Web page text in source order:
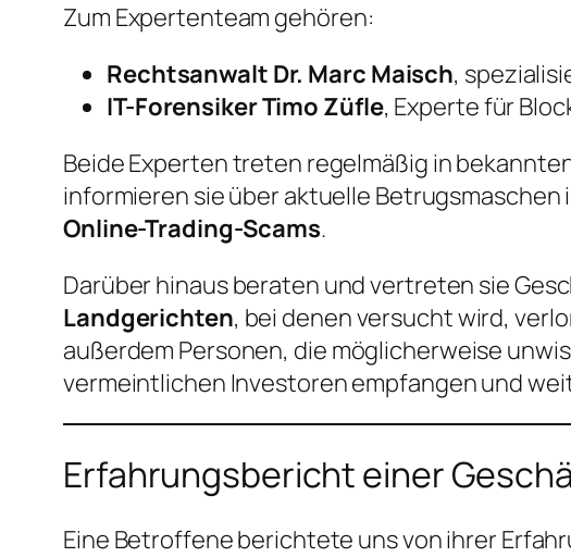
Zum Expertenteam gehören:
Rechtsanwalt Dr. Marc Maisch,
IT-Forensiker Timo Züfle, Experte für
Beide Experten treten regelmäßig in
informieren sie über aktuelle
Online-Trading-Scams.
Darüber hinaus beraten und vertreten sie
Landgerichten, bei denen versucht wird,
außerdem Personen, die möglicherweise
vermeintlichen Investoren empfangen und
Erfahrungsbericht einer
Eine Betroffene berichtete uns von ihrer